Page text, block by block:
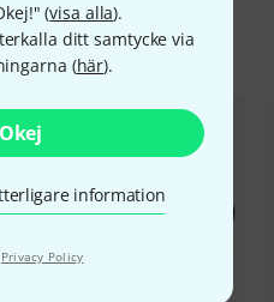
(visa alla).
ditt samtycke via
(här).
Okej
information
Privacy Policy